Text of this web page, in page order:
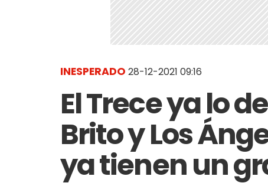
INESPERADO 28-12-2021 09:16
El Trece ya lo
Brito y Los
ya tienen un